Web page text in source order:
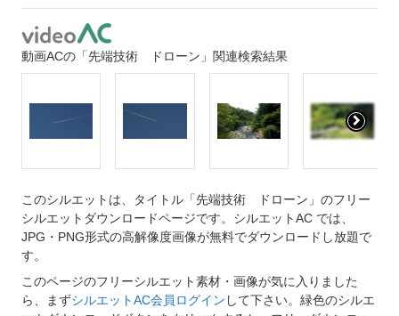
動画ACの「先端技術 ドローン」関連検索結果
このシルエットは、タイトル「先端技術 ドローン」のフリー
シルエットダウンロードページです。シルエットAC では、
JPG・PNG形式の高解像度画像が無料でダウンロードし放題で
す。
このページのフリーシルエット素材・画像が気に入りました
ら、まずシルエットAC会員ログイン して下さい。緑色のシルエ